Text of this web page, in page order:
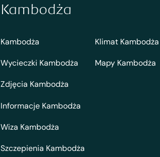
Kambodża
Kambodża
Wycieczki Kambodża
Zdjęcia Kambodża
Informacje Kambodża
Wiza Kambodża
Szczepienia Kambodża
Klimat Kambodża
Mapy Kambodża